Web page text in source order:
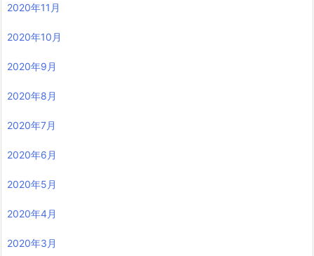
2020年11月
2020年10月
2020年9月
2020年8月
2020年7月
2020年6月
2020年5月
2020年4月
2020年3月